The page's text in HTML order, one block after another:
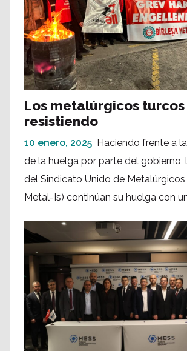
Los metalúrgicos turcos
resistiendo
10 enero, 2025 Haciendo frente a
de la huelga por parte del gobierno,
del Sindicato Unido de Metalúrgicos
Metal-Is) continúan su huelga con